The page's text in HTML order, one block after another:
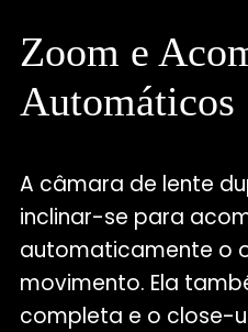
Zoom e
Automáticos
A câmara de lente
inclinar-se para
automaticamente o
movimento. Ela
completa e o close-